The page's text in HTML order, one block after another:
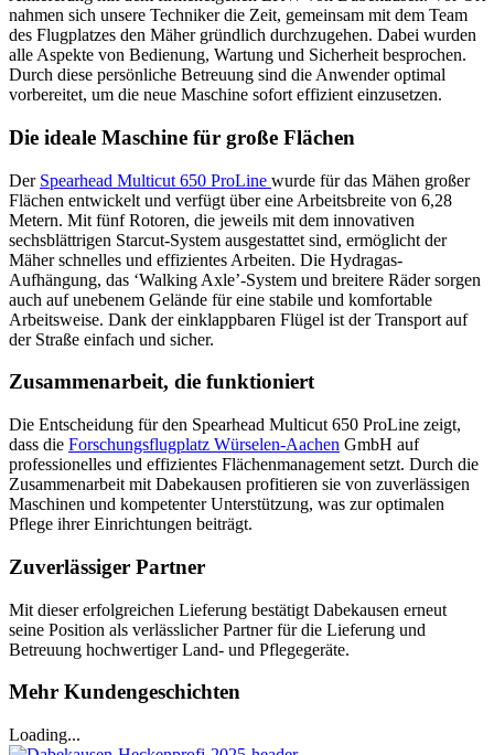
nahmen sich unsere Techniker die Zeit, gemeinsam mit dem Team
des Flugplatzes den Mäher gründlich durchzugehen. Dabei wurden
alle Aspekte von Bedienung, Wartung und Sicherheit besprochen.
Durch diese persönliche Betreuung sind die Anwender optimal
vorbereitet, um die neue Maschine sofort effizient einzusetzen.
Die ideale Maschine für große Flächen
Der Spearhead Multicut 650 ProLine wurde für das Mähen großer
Flächen entwickelt und verfügt über eine Arbeitsbreite von 6,28
Metern. Mit fünf Rotoren, die jeweils mit dem innovativen
sechsblättrigen Starcut-System ausgestattet sind, ermöglicht der
Mäher schnelles und effizientes Arbeiten. Die Hydragas-
Aufhängung, das ‘Walking Axle’-System und breitere Räder sorgen
auch auf unebenem Gelände für eine stabile und komfortable
Arbeitsweise. Dank der einklappbaren Flügel ist der Transport auf
der Straße einfach und sicher.
Zusammenarbeit, die funktioniert
Die Entscheidung für den Spearhead Multicut 650 ProLine zeigt,
dass die Forschungsflugplatz Würselen-Aachen GmbH auf
professionelles und effizientes Flächenmanagement setzt. Durch die
Zusammenarbeit mit Dabekausen profitieren sie von zuverlässigen
Maschinen und kompetenter Unterstützung, was zur optimalen
Pflege ihrer Einrichtungen beiträgt.
Zuverlässiger Partner
Mit dieser erfolgreichen Lieferung bestätigt Dabekausen erneut
seine Position als verlässlicher Partner für die Lieferung und
Betreuung hochwertiger Land- und Pflegegeräte.
Mehr Kundengeschichten
Loading...